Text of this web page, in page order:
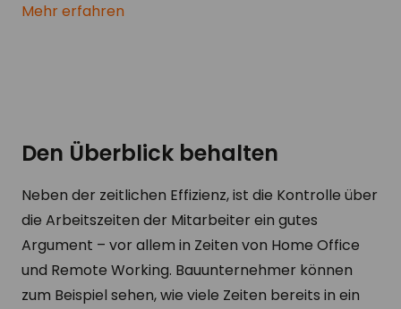
Mehr erfahren
Den Überblick behalten
Neben der zeitlichen Effizienz, ist die Kontrolle über
die Arbeitszeiten der Mitarbeiter ein gutes
Argument – vor allem in Zeiten von Home Office
und Remote Working. Bauunternehmer können
zum Beispiel sehen, wie viele Zeiten bereits in ein